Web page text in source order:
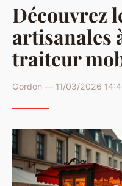
Découvrez
artisanales
traiteur
Gordon — 11/03/2026